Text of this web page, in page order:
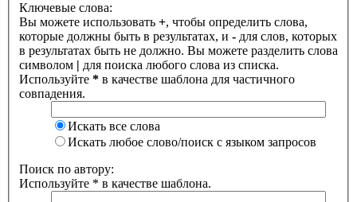
Ключевые слова:
Вы можете использовать +, чтобы определить слова,
которые должны быть в результатах, и - для слов, которых
в результатах быть не должно. Вы можете разделить слова
символом | для поиска любого слова из списка.
Используйте * в качестве шаблона для частичного
совпадения.
Искать все слова
Искать любое слово/поиск с языком запросов
Поиск по автору:
Используйте * в качестве шаблона.